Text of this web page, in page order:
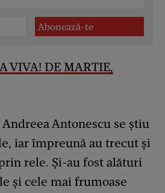
VIVA! DE MARTIE,
Antonescu se știu
iar împreună au trecut și
rele. Și-au fost alături
și cele mai frumoase